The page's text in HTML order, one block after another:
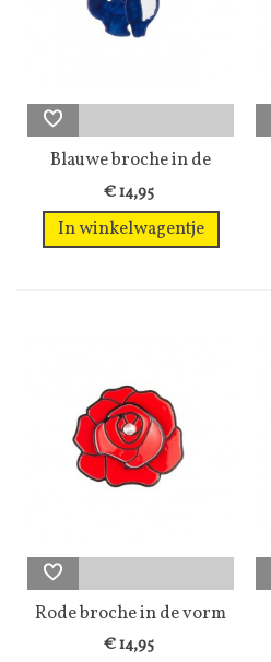
Blauwe broche in de
vorm van een...
€ 14,95
In winkelwagentje
Rode broche in de vorm
van een...
€ 14,95